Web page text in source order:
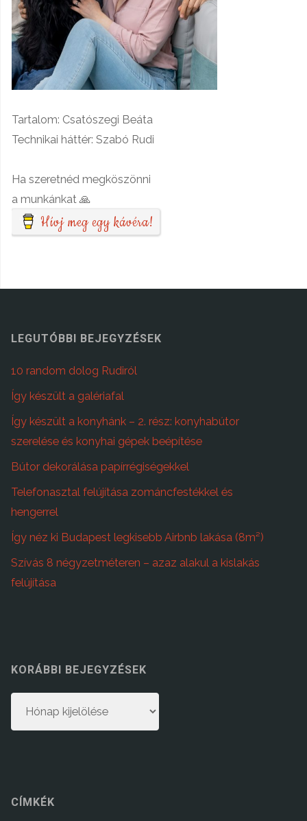
Tartalom: Csatószegi Beáta
Technikai háttér: Szabó Rudi
Ha szeretnéd megköszönni
a munkánkat 🙏
Hívj meg egy kávéra!
LEGUTÓBBI BEJEGYZÉSEK
10 random dolog Rudiról
Így készült a galériafal
Így készült a konyhánk – 2. rész: konyhabútor
szerelése és konyhai gépek beépítése
Bútor dekorálása papírrégiségekkel
Telefonasztal felújítása zománcfestékkel és
hengerrel
Így néz ki Budapest legkisebb Airbnb lakása (8m²)
Szívás 8 négyzetméteren – azaz alakul a kislakás
felújítása
KORÁBBI BEJEGYZÉSEK
bejegyzések
CÍMKÉK